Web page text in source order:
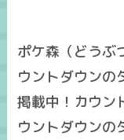
ポケ森（どうぶ
ウントダウンの
掲載中！カウン
ウントダウンの